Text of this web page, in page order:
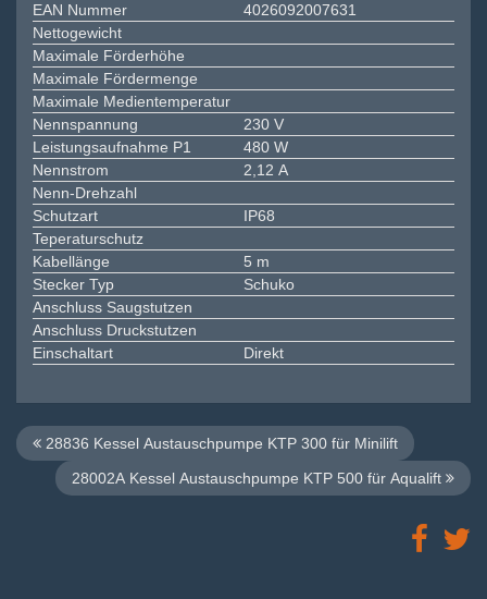
EAN Nummer
4026092007631
Nettogewicht
Maximale Förderhöhe
Maximale Fördermenge
Maximale Medientemperatur
Nennspannung
230 V
Leistungsaufnahme P1
480 W
Nennstrom
2,12 A
Nenn-Drehzahl
Schutzart
IP68
Teperaturschutz
Kabellänge
5 m
Stecker Typ
Schuko
Anschluss Saugstutzen
Anschluss Druckstutzen
Einschaltart
Direkt
28836 Kessel Austauschpumpe KTP 300 für Minilift
28002A Kessel Austauschpumpe KTP 500 für Aqualift